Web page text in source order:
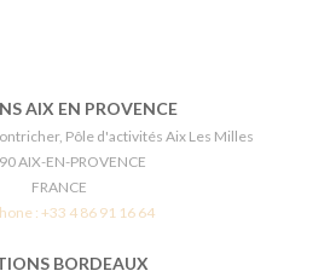
AIX EN PROVENCE
Pôle d'activités Aix Les Milles
AIX-EN-PROVENCE
FRANCE
:+33 4 86 91 16 64
BORDEAUX